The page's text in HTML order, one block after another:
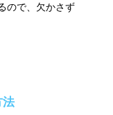
ので、欠かさず
法